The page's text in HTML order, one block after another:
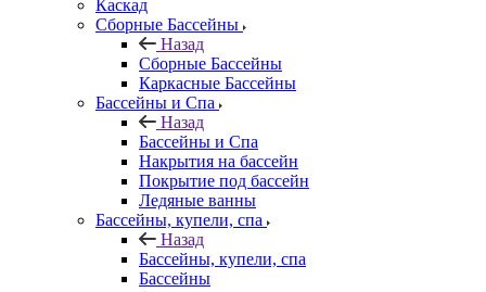
Каскад
Сборные Бассейны
Назад
Сборные Бассейны
Каркасные Бассейны
Бассейны и Спа
Назад
Бассейны и Спа
Накрытия на бассейн
Покрытие под бассейн
Ледяные ванны
Бассейны, купели, спа
Назад
Бассейны, купели, спа
Бассейны